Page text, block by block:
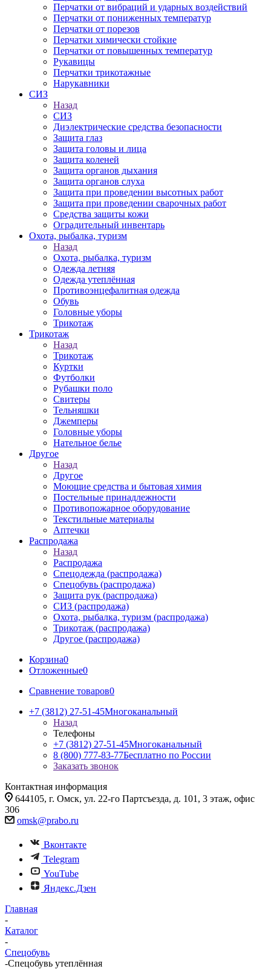
Перчатки от вибраций и ударных воздействий
Перчатки от пониженных температур
Перчатки от порезов
Перчатки химически стойкие
Перчатки от повышенных температур
Рукавицы
Перчатки трикотажные
Нарукавники
СИЗ
Назад
СИЗ
Диэлектрические средства безопасности
Защита глаз
Защита головы и лица
Защита коленей
Защита органов дыхания
Защита органов слуха
Защита при проведении высотных работ
Защита при проведении сварочных работ
Средства защиты кожи
Оградительный инвентарь
Охота, рыбалка, туризм
Назад
Охота, рыбалка, туризм
Одежда летняя
Одежда утеплённая
Противоэнцефалитная одежда
Обувь
Головные уборы
Трикотаж
Трикотаж
Назад
Трикотаж
Куртки
Футболки
Рубашки поло
Свитеры
Тельняшки
Джемперы
Головные уборы
Нательное белье
Другое
Назад
Другое
Моющие средства и бытовая химия
Постельные принадлежности
Противопожарное оборудование
Текстильные материалы
Аптечки
Распродажа
Назад
Распродажа
Спецодежда (распродажа)
Спецобувь (распродажа)
Защита рук (распродажа)
СИЗ (распродажа)
Охота, рыбалка, туризм (распродажа)
Трикотаж (распродажа)
Другое (распродажа)
Корзина0
Отложенные0
Сравнение товаров0
+7 (3812) 27-51-45Многоканальный
Назад
Телефоны
+7 (3812) 27-51-45Многоканальный
8 (800) 777-83-77Бесплатно по России
Заказать звонок
Контактная информация
644105, г. Омск, ул. 22-го Партсъезда, д. 101, 3 этаж, офис
306
omsk@prabo.ru
Вконтакте
Telegram
YouTube
Яндекс.Дзен
Главная
-
Каталог
-
Спецобувь
-Спецобувь утеплённая